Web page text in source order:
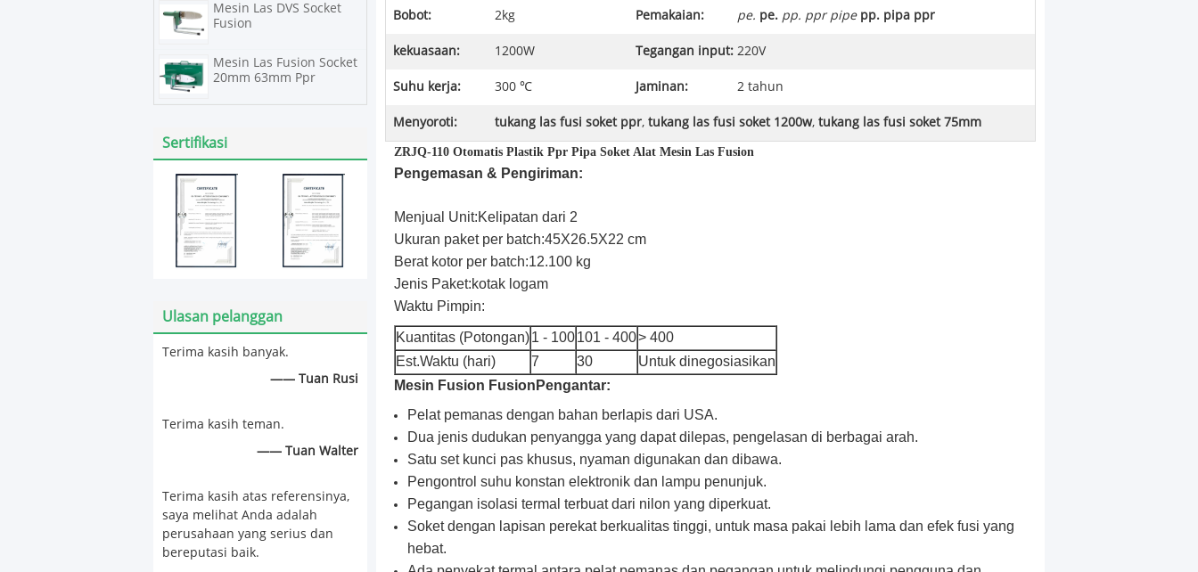
Mesin Las DVS Socket
Fusion
Mesin Las Fusion Socket
20mm 63mm Ppr
Sertifikasi
Ulasan pelanggan
Terima kasih banyak.
—— Tuan Rusi
Terima kasih teman.
—— Tuan Walter
Terima kasih atas referensinya,
saya melihat Anda adalah
perusahaan yang serius dan
bereputasi baik.
Bobot: 2kg Pemakaian: pe. pe. pp. ppr pipe pp. pipa ppr
kekuasaan: 1200W Tegangan input: 220V
Suhu kerja: 300 ℃ Jaminan: 2 tahun
Menyoroti: tukang las fusi soket ppr, tukang las fusi soket 1200w, tukang las fusi soket 75mm
ZRJQ-110 Otomatis Plastik Ppr Pipa Soket Alat Mesin Las Fusion
Pengemasan & Pengiriman:
Menjual Unit:Kelipatan dari 2
Ukuran paket per batch:45X26.5X22 cm
Berat kotor per batch:12.100 kg
Jenis Paket:kotak logam
Waktu Pimpin:
Kuantitas (Potongan)1 - 100101 - 400> 400
Est.Waktu (hari)
7 30
Untuk dinegosiasikan
Mesin Fusion Fusion Pengantar:
Pelat pemanas dengan bahan berlapis dari USA.
Dua jenis dudukan penyangga yang dapat dilepas, pengelasan di berbagai arah.
Satu set kunci pas khusus, nyaman digunakan dan dibawa.
Pengontrol suhu konstan elektronik dan lampu penunjuk.
Pegangan isolasi termal terbuat dari nilon yang diperkuat.
Soket dengan lapisan perekat berkualitas tinggi, untuk masa pakai lebih lama dan efek fusi yang
hebat.